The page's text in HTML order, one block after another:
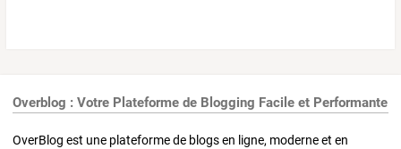
Overblog : Votre Plateforme de Blogging Facile et Performante
OverBlog est une plateforme de blogs en ligne, moderne et en